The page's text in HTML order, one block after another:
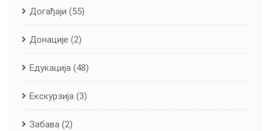
Догађаји (55)
Донације (2)
Едукација (48)
Екскурзија (3)
Забава (2)